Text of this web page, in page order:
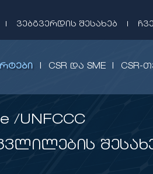
ᲕᲔᲑᲒᲕᲔᲠᲓᲘᲡ ᲨᲔᲡᲐᲮᲔᲑ
| CSR ᲓᲐ SME | CSR-
/UNFCCC